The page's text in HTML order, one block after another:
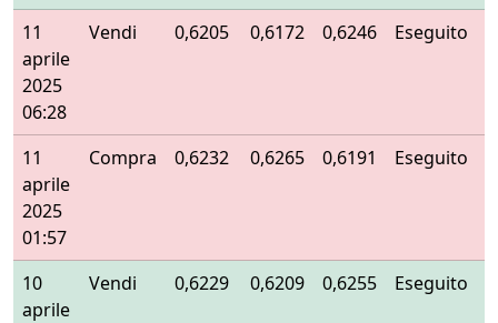
11
aprile
2025
06:28
Vendi 0,6205 0,6172 0,6246 Eseguito
11
aprile
2025
01:57
Compra 0,6232 0,6265 0,6191 Eseguito
10
aprile
Vendi 0,6229 0,6209 0,6255 Eseguito